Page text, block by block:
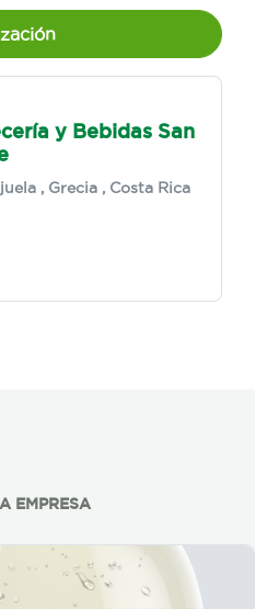
y Bebidas San
, Grecia , Costa Rica
EMPRESA